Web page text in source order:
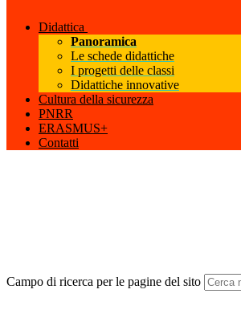
Didattica
Panoramica
Le schede didattiche
I progetti delle classi
Didattiche innovative
Cultura della sicurezza
PNRR
ERASMUS+
Contatti
Campo di ricerca per le pagine del sito